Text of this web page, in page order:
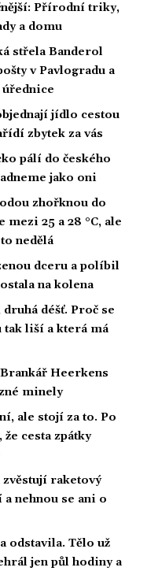
Přírodní triky,
a domu
střela Banderol
v Pavlogradu a
jídlo cestou
zbytek za vás
pálí do českého
jako oni
zhořknou do
mezi 25 a 28 °C, ale
nedělá
dceru a políbil
na kolena
déšť. Proč se
tak liší a která má
Brankář Heerkens
minely
ale stojí za to. Po
cesta zpátky
zvěstují raketový
nehnou se ani o
odstavila. Tělo už
jen půl hodiny a